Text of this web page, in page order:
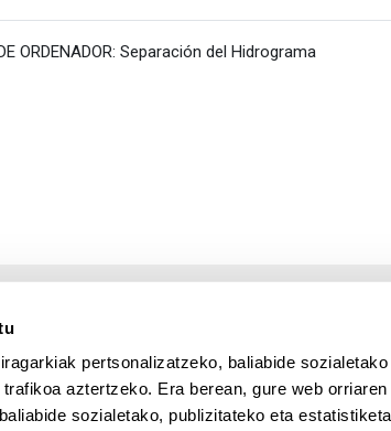
pertsonalizatzeko, baliabide sozialetako
aztertzeko. Era berean, gure web orriaren
sozialetako, publizitateko eta
ORDENADOR: Separación del Hidrograma
UPV/EHU en Facebook (abre
UPV/EHU en Twitter
UPV/EHU en
UPV/